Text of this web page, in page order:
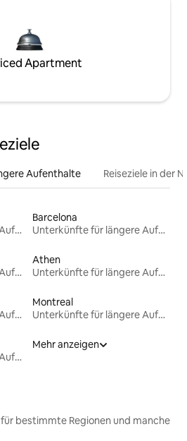
Apartment
Aufenthalte Reiseziele in der
Unterkünfte für längere Aufenthalte
Barcelona
Unterkünfte für längere Aufenthalte
Unterkünfte für längere Aufenthalte
Athen
Unterkünfte für längere Aufenthalte
Unterkünfte für längere Aufenthalte
Montreal
Unterkünfte für längere Aufenthalte
Unterkünfte für längere Aufenthalte
Mehr anzeigen
bestimmte Regionen und manche